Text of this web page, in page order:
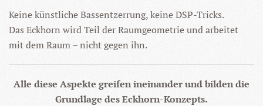
Keine künstliche Bassentzerrung, keine DSP-Tricks.
Das Eckhorn wird Teil der Raumgeometrie und arbeitet
mit dem Raum – nicht gegen ihn.
Alle diese Aspekte greifen ineinander und bilden die
Grundlage des Eckhorn-Konzepts.